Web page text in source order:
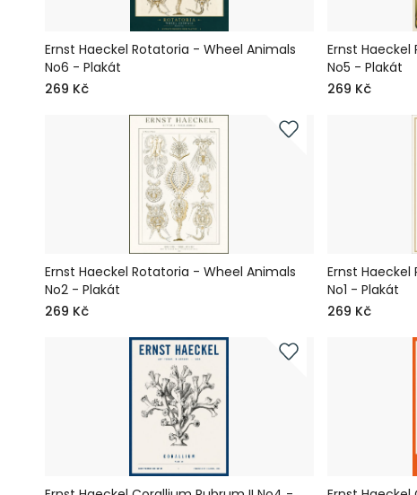
Ernst Haeckel Rotatoria - Wheel Animals
No6 - Plakát
269 Kč
Ernst
No5 - Plakát
269 Kč
Ernst Haeckel Rotatoria - Wheel Animals
No2 - Plakát
269 Kč
Ernst
No1 - Plakát
269 Kč